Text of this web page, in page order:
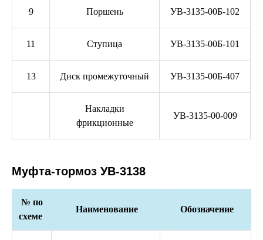
9 Поршень УВ-3135-00Б-102
11 Ступица УВ-3135-00Б-101
13 Диск промежуточный УВ-3135-00Б-407
Накладки
фрикционные
УВ-3135-00-009
Муфта-тормоз УВ-3138
№ по
схеме
Наименование Обозначение